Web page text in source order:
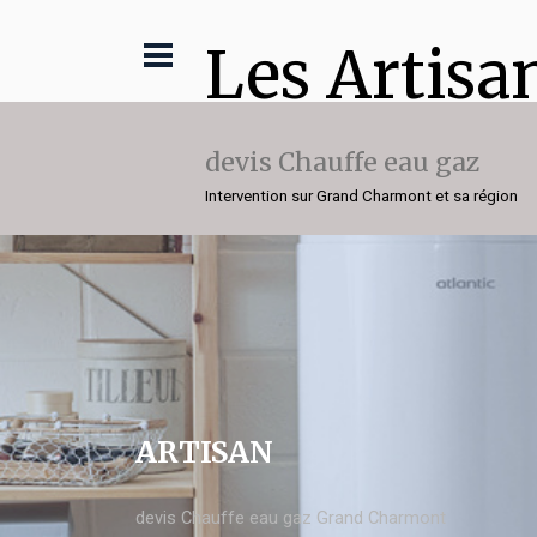
Les
devis Chauffe eau gaz
Intervention sur Grand Charmont et sa région
ARTISAN
devis Chauffe eau gaz Grand Charmont